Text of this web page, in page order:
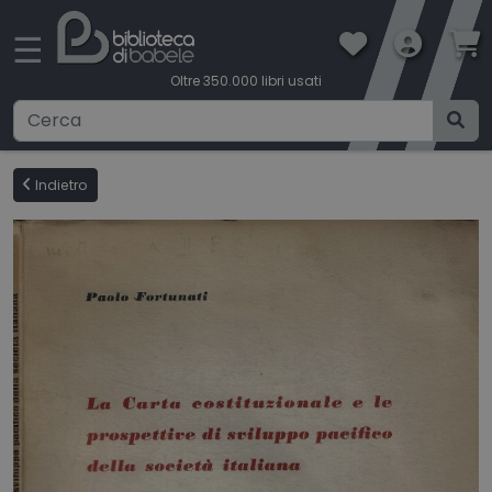
☰
Oltre 350.000 libri usati
Ricerca avanzata
CATEGORIE
SPEDIZIONI
CONTATTI
Indietro